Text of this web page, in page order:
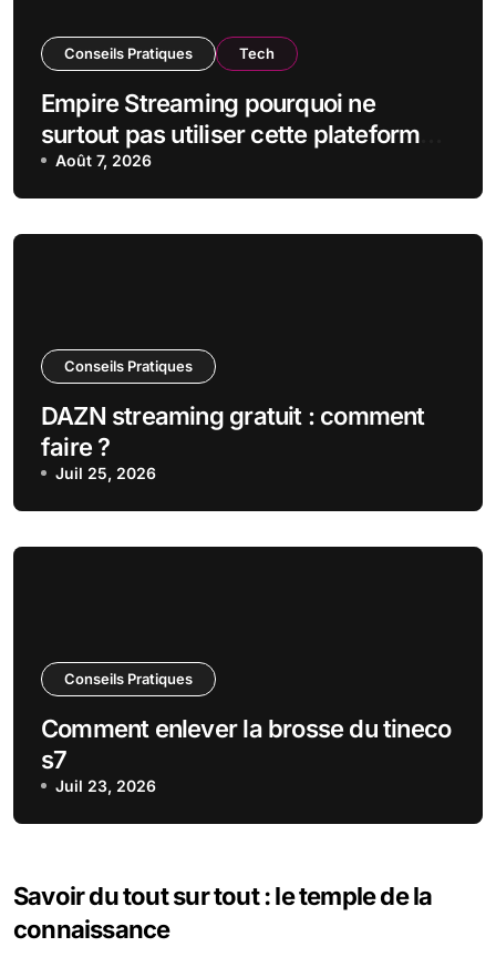
Conseils Pratiques Tech
Empire Streaming pourquoi ne
surtout pas utiliser cette plateforme
de streaming
Août 7, 2026
Conseils Pratiques
DAZN streaming gratuit : comment
faire ?
Juil 25, 2026
Conseils Pratiques
Comment enlever la brosse du tineco
s7
Juil 23, 2026
Savoir du tout sur tout : le temple de la
connaissance